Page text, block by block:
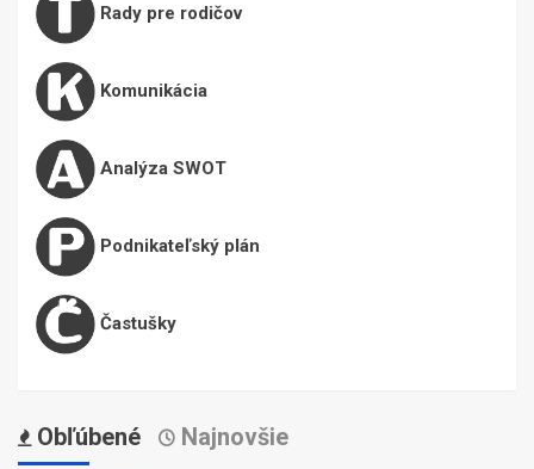
Rady pre rodičov
Komunikácia
Analýza SWOT
Podnikateľský plán
Častušky
Obľúbené Najnovšie